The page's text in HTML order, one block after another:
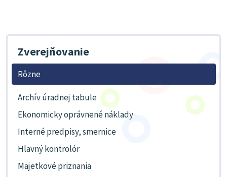
Zverejňovanie
Rôzne
Archív úradnej tabule
Ekonomicky oprávnené náklady
Interné predpisy, smernice
Hlavný kontrolór
Majetkové priznania